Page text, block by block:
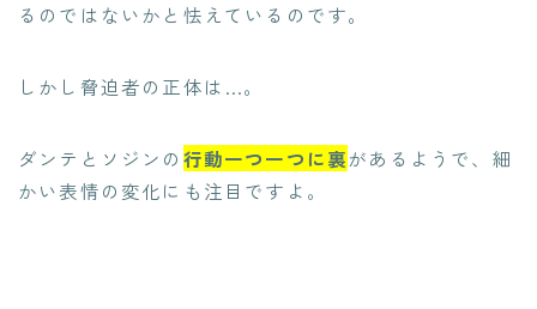
るのではないかと怯えているのです。
しかし脅迫者の正体は…。
ダンテとソジンの 行動一つ一つに裏があるようで、細
かい表情の変化にも注目ですよ。